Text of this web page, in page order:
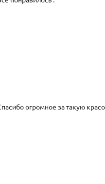
огромное за такую